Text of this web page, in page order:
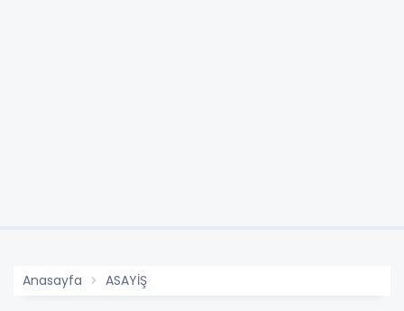
Anasayfa ASAYİŞ